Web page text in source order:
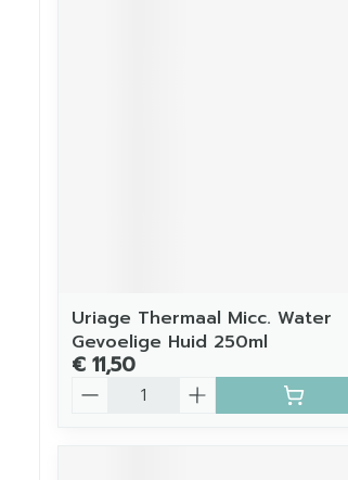
Uriage Thermaal Micc. Water
Gevoelige Huid 250ml
€ 11,50